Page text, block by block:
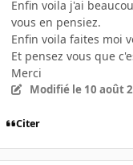
Enfin voila j'ai
vous en pensiez.
Enfin voila faites moi
Et pensez vous que
Merci
Modifié le 10 août
Citer